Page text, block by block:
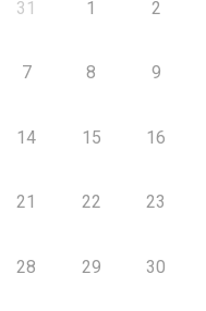
31 1 2
7 8 9
14 15 16
21 22 23
28 29 30